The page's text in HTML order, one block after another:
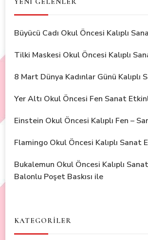
Büyücü Cadı Okul Öncesi Kalıplı
Tilki Maskesi Okul Öncesi Kalıplı
8 Mart Dünya Kadınlar Günü Kalıplı
Yer Altı Okul Öncesi Fen Sanat
Einstein Okul Öncesi Kalıplı Fen –
Flamingo Okul Öncesi Kalıplı Sanat
Bukalemun Okul Öncesi Kalıplı
Balonlu Poşet Baskısı ile
KATEGORİLER